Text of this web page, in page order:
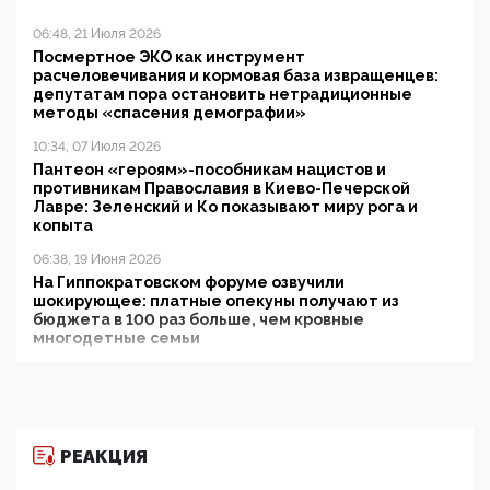
06:48, 21 Июля 2026
Посмертное ЭКО как инструмент
расчеловечивания и кормовая база извращенцев:
депутатам пора остановить нетрадиционные
методы «спасения демографии»
10:34, 07 Июля 2026
Пантеон «героям»-пособникам нацистов и
противникам Православия в Киево-Печерской
Лавре: Зеленский и Ко показывают миру рога и
копыта
06:38, 19 Июня 2026
На Гиппократовском форуме озвучили
шокирующее: платные опекуны получают из
бюджета в 100 раз больше, чем кровные
многодетные семьи
11:53, 09 Июня 2026
РЕАКЦИЯ